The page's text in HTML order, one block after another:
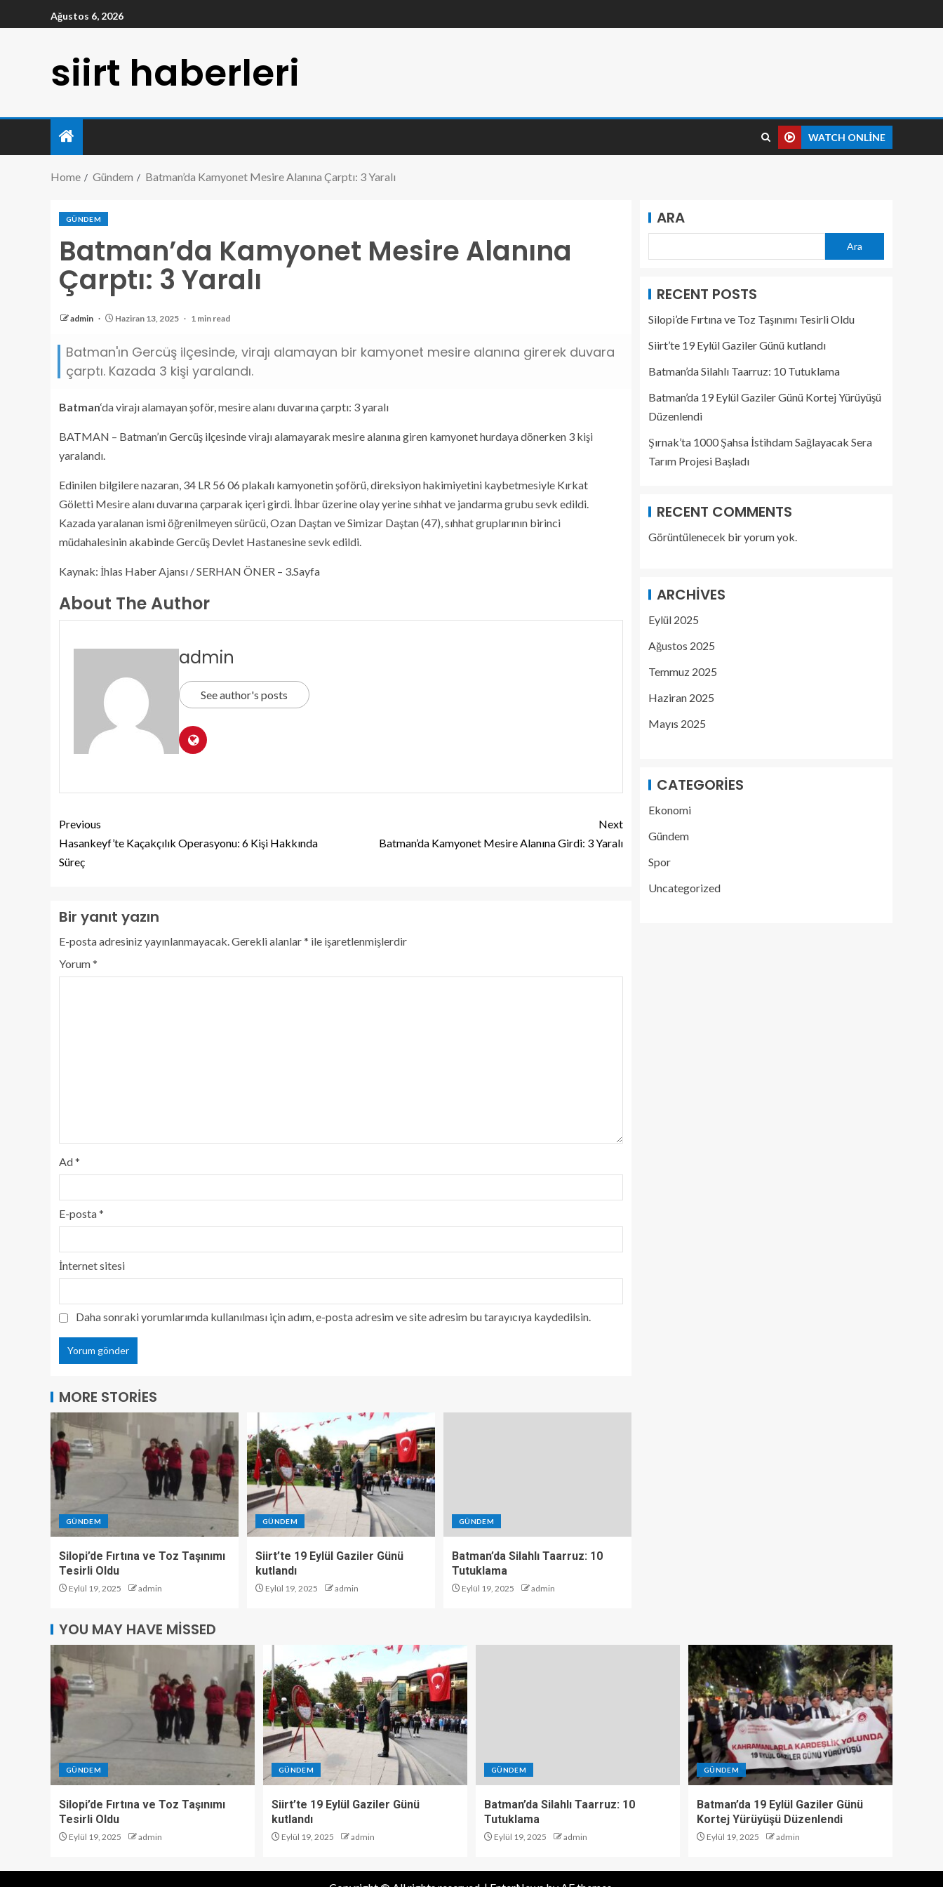
Ağustos 6, 2026
siirt haberleri
WATCH ONLINE
Home Gündem Batman’da Kamyonet Mesire Alanına Çarptı: 3 Yaralı
GÜNDEM
Batman’da Kamyonet Mesire Alanına
Çarptı: 3 Yaralı
admin Haziran 13, 2025 1 min read
Batman'ın Gercüş ilçesinde, virajı alamayan bir kamyonet mesire alanına girerek duvara
çarptı. Kazada 3 kişi yaralandı.
Batman‘da virajı alamayan şoför, mesire alanı duvarına çarptı: 3 yaralı
BATMAN – Batman’ın Gercüş ilçesinde virajı alamayarak mesire alanına giren kamyonet hurdaya dönerken 3 kişi
yaralandı.
Edinilen bilgilere nazaran, 34 LR 56 06 plakalı kamyonetin şoförü, direksiyon hakimiyetini kaybetmesiyle Kırkat
Göletti Mesire alanı duvarına çarparak içeri girdi. İhbar üzerine olay yerine sıhhat ve jandarma grubu sevk edildi.
Kazada yaralanan ismi öğrenilmeyen sürücü, Ozan Daştan ve Simizar Daştan (47), sıhhat gruplarının birinci
müdahalesinin akabinde Gercüş Devlet Hastanesine sevk edildi.
Kaynak: İhlas Haber Ajansı / SERHAN ÖNER – 3.Sayfa
About The Author
admin
See author's posts
Previous
Hasankeyf’te Kaçakçılık Operasyonu: 6 Kişi Hakkında
Süreç
Next
Batman’da Kamyonet Mesire Alanına Girdi: 3 Yaralı
Bir yanıt yazın
E-posta adresiniz yayınlanmayacak.Gerekli alanlar* ile işaretlenmişlerdir
Yorum*
Ad*
E-posta*
İnternet sitesi
Daha sonraki yorumlarımda kullanılması için adım, e-posta adresim ve site adresim bu tarayıcıya kaydedilsin.
MORE STORIES
GÜNDEM
Silopi’de Fırtına ve Toz Taşınımı
Tesirli Oldu
Eylül 19, 2025 admin
GÜNDEM
Siirt’te 19 Eylül Gaziler Günü
kutlandı
Eylül 19, 2025 admin
GÜNDEM
Batman’da Silahlı Taarruz: 10
Tutuklama
Eylül 19, 2025 admin
ARA
Ara
RECENT POSTS
Silopi’de Fırtına ve Toz Taşınımı Tesirli Oldu
Siirt’te 19 Eylül Gaziler Günü kutlandı
Batman’da Silahlı Taarruz: 10 Tutuklama
Batman’da 19 Eylül Gaziler Günü Kortej Yürüyüşü
Düzenlendi
Şırnak’ta 1000 Şahsa İstihdam Sağlayacak Sera
Tarım Projesi Başladı
RECENT COMMENTS
Görüntülenecek bir yorum yok.
ARCHIVES
Eylül 2025
Ağustos 2025
Temmuz 2025
Haziran 2025
Mayıs 2025
CATEGORIES
Ekonomi
Gündem
Spor
Uncategorized
YOU MAY HAVE MISSED
GÜNDEM
Silopi’de Fırtına ve Toz Taşınımı
Tesirli Oldu
Eylül 19, 2025 admin
GÜNDEM
Siirt’te 19 Eylül Gaziler Günü
kutlandı
Eylül 19, 2025 admin
GÜNDEM
Batman’da Silahlı Taarruz: 10
Tutuklama
Eylül 19, 2025 admin
GÜNDEM
Batman’da 19 Eylül Gaziler Günü
Kortej Yürüyüşü Düzenlendi
Eylül 19, 2025 admin